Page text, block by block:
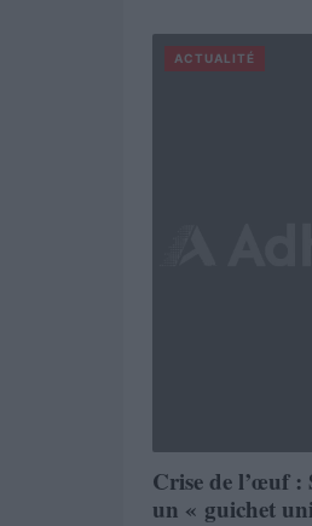
ACTUALITÉ
Crise de l’œuf :
un « guichet